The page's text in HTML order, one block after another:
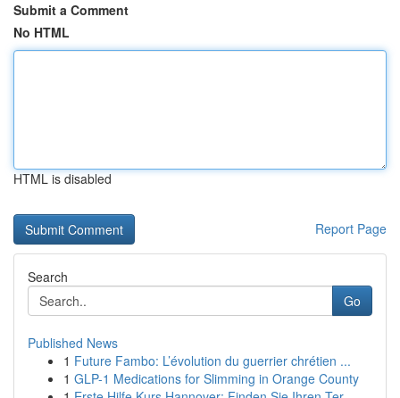
Submit a Comment
No HTML
HTML is disabled
Report Page
Search
Go
Published News
1 Future Fambo: L’évolution du guerrier chrétien ...
1 GLP-1 Medications for Slimming in Orange County